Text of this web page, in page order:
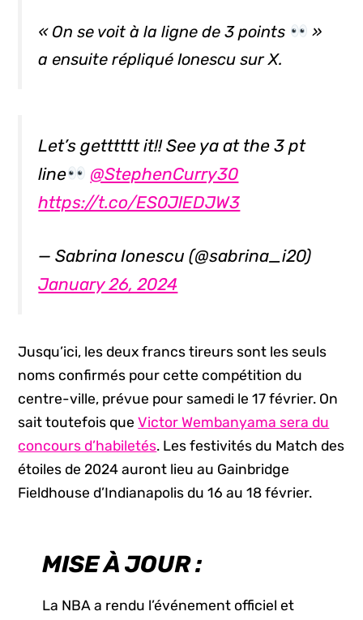
« On se voit à la ligne de 3 points
»
a ensuite répliqué Ionescu sur X.
Let’s getttttt it!! See ya at the 3 pt
line
@StephenCurry30
https://t.co/ES0JlEDJW3
— Sabrina Ionescu (@sabrina_i20)
January 26, 2024
Jusqu’ici, les deux francs tireurs sont les seuls
noms confirmés pour cette compétition du
centre-ville, prévue pour samedi le 17 février. On
sait toutefois queVictor Wembanyama sera du
concours d’habiletés. Les festivités du Match des
étoiles de 2024 auront lieu au Gainbridge
Fieldhouse d’Indianapolis du 16 au 18 février.
MISE À JOUR :
La NBA a rendu l’événement officiel et